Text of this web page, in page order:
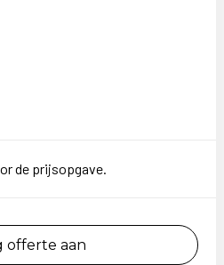
de prijsopgave.
offerte aan